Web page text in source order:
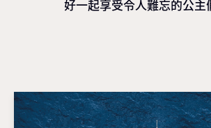
好一起享受令人難忘的公主